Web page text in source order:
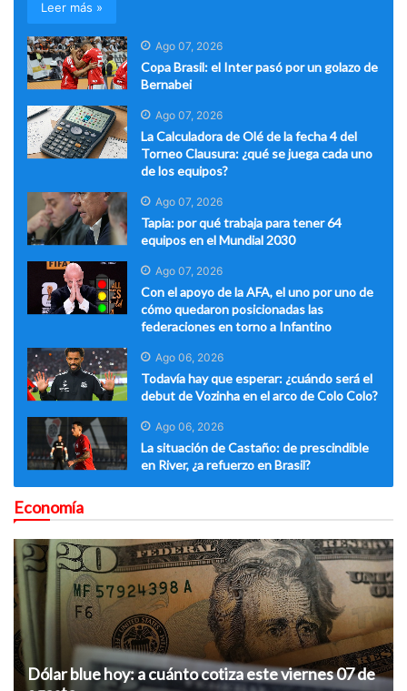
Leer más »
Ago 07, 2026
Copa Brasil: el Inter pasó por un golazo de
Bernabei
Ago 07, 2026
La Calculadora de Olé de la fecha 4 del
Torneo Clausura: ¿qué se juega cada uno
de los equipos?
Ago 07, 2026
Tapia: por qué trabaja para tener 64
equipos en el Mundial 2030
Ago 07, 2026
Con el apoyo de la AFA, el uno por uno de
cómo quedaron posicionadas las
federaciones en torno a Infantino
Ago 06, 2026
Todavía hay que esperar: ¿cuándo será el
debut de Vozinha en el arco de Colo Colo?
Ago 06, 2026
La situación de Castaño: de prescindible
en River, ¿a refuerzo en Brasil?
Economía
Dólar blue hoy: a cuánto cotiza este viernes 07 de